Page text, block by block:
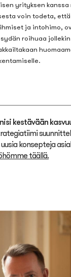
yrityksen kanssa
voin todeta,
ja intohimo,
roihuaa
kestävään
konsepteja
täällä.